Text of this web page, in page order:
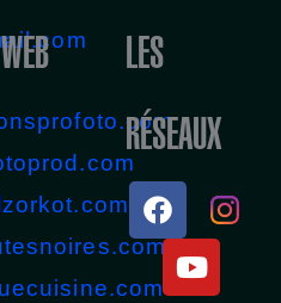
LES
RÉSEAUX
F
a
c
e
u
t